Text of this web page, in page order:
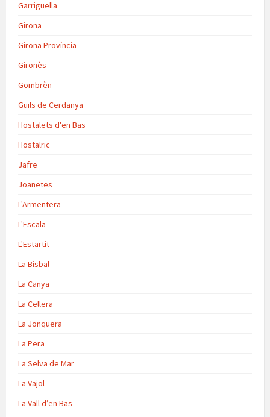
Garriguella
Girona
Girona Província
Gironès
Gombrèn
Guils de Cerdanya
Hostalets d'en Bas
Hostalric
Jafre
Joanetes
L'Armentera
L'Escala
L'Estartit
La Bisbal
La Canya
La Cellera
La Jonquera
La Pera
La Selva de Mar
La Vajol
La Vall d’en Bas